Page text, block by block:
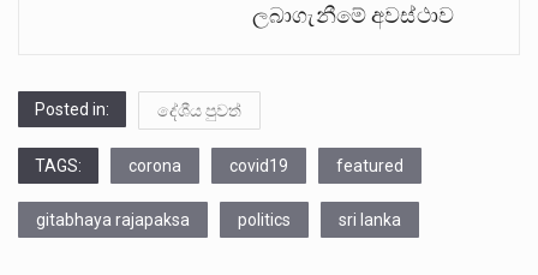
ලබාගැනීමේ අවස්ථාව
Posted in: දේශීය පුවත්
TAGS: corona covid19 featured
gitabhaya rajapaksa politics sri lanka